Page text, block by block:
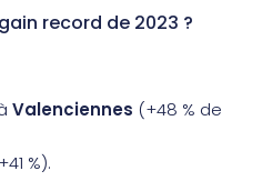
record de 2023 ?
Valenciennes (+48 % de
%).